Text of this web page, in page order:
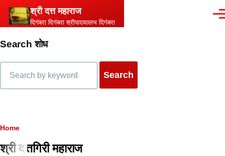
Skip to main content
श्री दत्त महाराज
दिगंबरा दिगंबरा श्रीपादवल्लभ दिगंबरा
Search शोध
Breadcrumb
Home
श्री दत्तगिरी महाराज